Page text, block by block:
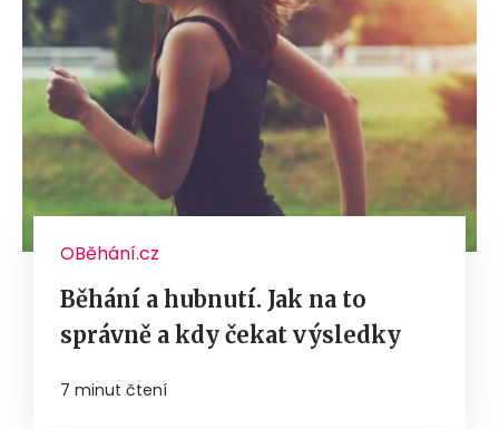
OBěhání.cz
Běhání a hubnutí. Jak na to
správně a kdy čekat výsledky
7 minut čtení